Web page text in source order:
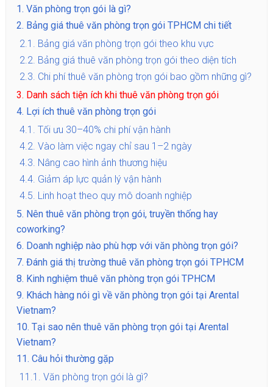
1. Văn phòng trọn gói là gì?
2. Bảng giá thuê văn phòng trọn gói TPHCM chi tiết
2.1. Bảng giá văn phòng trọn gói theo khu vực
2.2. Bảng giá thuê văn phòng trọn gói theo diện tích
2.3. Chi phí thuê văn phòng trọn gói bao gồm những gì?
3. Danh sách tiện ích khi thuê văn phòng trọn gói
4. Lợi ích thuê văn phòng trọn gói
4.1. Tối ưu 30–40% chi phí vận hành
4.2. Vào làm việc ngay chỉ sau 1–2 ngày
4.3. Nâng cao hình ảnh thương hiệu
4.4. Giảm áp lực quản lý vận hành
4.5. Linh hoạt theo quy mô doanh nghiệp
5. Nên thuê văn phòng trọn gói, truyền thống hay
coworking?
6. Doanh nghiệp nào phù hợp với văn phòng trọn gói?
7. Đánh giá thị trường thuê văn phòng trọn gói TPHCM
8. Kinh nghiệm thuê văn phòng trọn gói TPHCM
9. Khách hàng nói gì về văn phòng trọn gói tại Arental
Vietnam?
10. Tại sao nên thuê văn phòng trọn gói tại Arental
Vietnam?
11. Câu hỏi thường gặp
11.1. Văn phòng trọn gói là gì?